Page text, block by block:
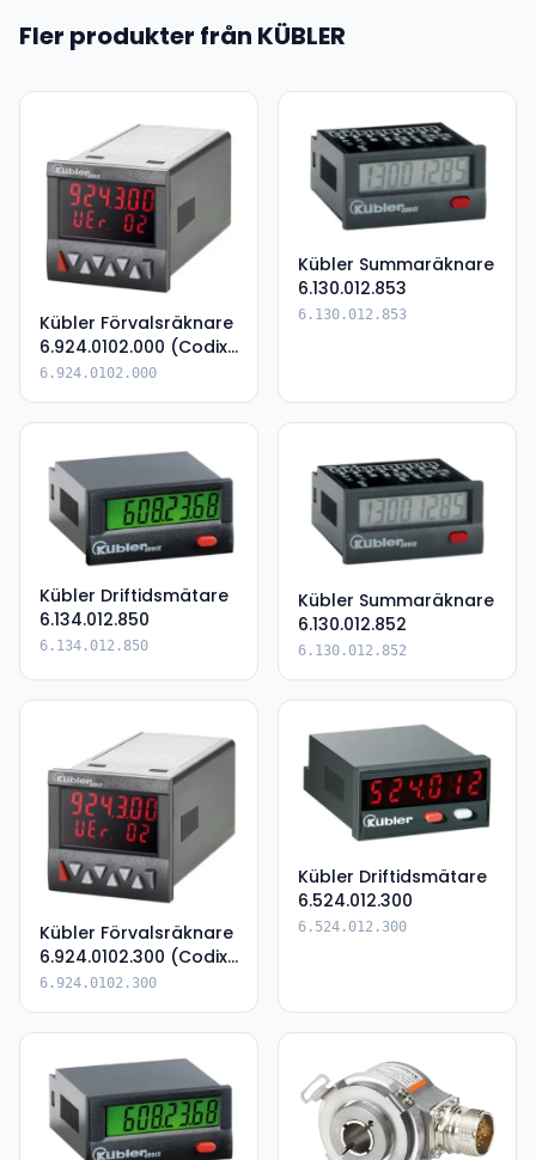
Fler produkter från KÜBLER
Kübler Förvalsräknare
6.924.0102.000 (Codix
924)
6.924.0102.000
Kübler Summaräknare
6.130.012.853
6.130.012.853
Kübler Driftidsmätare
6.134.012.850
6.134.012.850
Kübler Summaräknare
6.130.012.852
6.130.012.852
Kübler Förvalsräknare
6.924.0102.300 (Codix
924)
6.924.0102.300
Kübler Driftidsmätare
6.524.012.300
6.524.012.300